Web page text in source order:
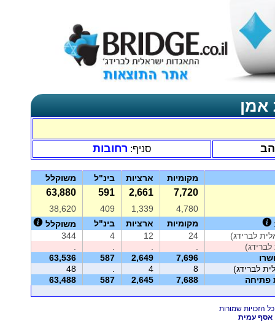
אמן
סניף: רחובות
מקומיות ארציות בינ"ל משוקלל
7,720
2,661
591
63,880
4,780
1,339
409
38,620
מקומיות ארציות בינ"ל
משוקלל
לברידג)
24
12
4
344
7,696
2,649
587
63,536
לברידג)
8
4
48
פתיחה
7,688
2,645
587
63,488
אסף עמית